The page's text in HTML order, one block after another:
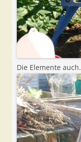
Die Elemente auch.